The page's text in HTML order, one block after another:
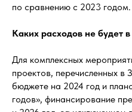
по сравнению с 2023 годом.
Каких расходов не будет
Для комплексных
проектов, перечисленных
бюджете на 2024 год и
годов», финансирование